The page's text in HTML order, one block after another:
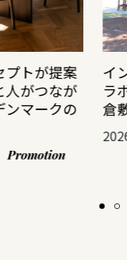
プトが提案
人がつなが
ンマークの
Promotion
イ
ラ
倉